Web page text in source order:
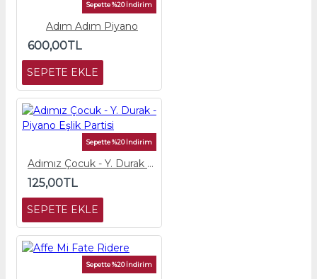
Sepette %20 İndirim
Adım Adım Piyano
600,00TL
SEPETE EKLE
Sepette %20 İndirim
Adımız Çocuk - Y. Durak - Piyano Eşlik Partisi
125,00TL
SEPETE EKLE
Sepette %20 İndirim